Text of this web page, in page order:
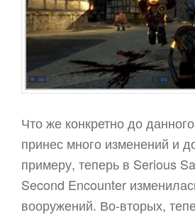
Что же конкретно до
принес много изменений и
примеру, теперь в Serious
Second Encounter
вооружений. Во-вторых,